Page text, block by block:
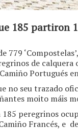
185 partiron
de
Portugués
seu trazado
moito máis
peregrinos
Francés, e